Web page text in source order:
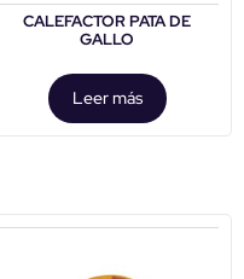
CALEFACTOR PATA DE
GALLO
Leer más